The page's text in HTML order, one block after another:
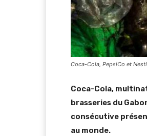
Coca-Cola, PepsiCo et
Coca-Cola,
brasseries du
consécutive
au monde.